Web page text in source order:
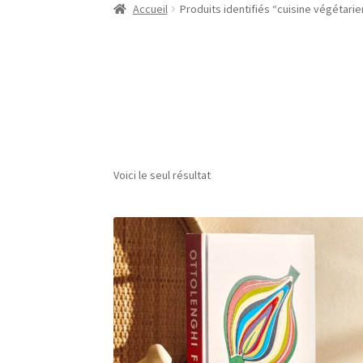
Accueil Produits identifiés “cuisine
Voici le seul résultat